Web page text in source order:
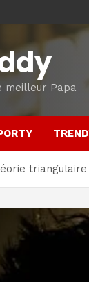
meilleur Papa